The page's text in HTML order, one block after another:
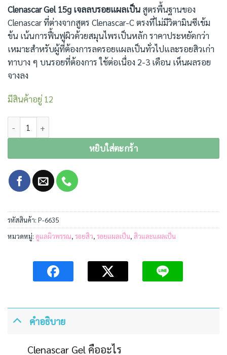
Clenascar Gel 15g เจลลบรอยแผลเป็น สูตรพื้นฐานของ
Clenascar ที่ต่างจากสูตร Clenascar-C ตรงที่ไม่มีวิตามินซีเข้ม
ข้น เน้นการฟื้นฟูผิวด้วยสมุนไพรเป็นหลัก ราคาประหยัดกว่า
เหมาะสำหรับผู้ที่ต้องการลดรอยแผลเป็นทั่วไปและรอยสิวเก่า
ทาบาง ๆ บนรอยที่ต้องการ ใช้ต่อเนื่อง 2-3 เดือน เห็นผลรอย
จางลง
มีสินค้าอยู่ 12
จำนวน CLENASCAR GEL 15G. เจลลบรอยแผลเป็น ชิ้น
หยิบใส่ตะกร้า
รหัสสินค้า: P-6635
หมวดหมู่: ดูแลผิวพรรณ, รอยสิว, รอยแผลเป็น, สิวและแผลเป็น
คำอธิบาย
Clenascar Gel คืออะไร